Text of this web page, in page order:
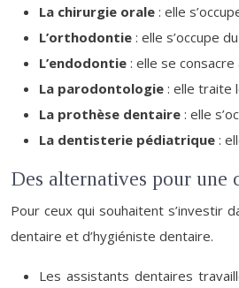
La chirurgie orale : elle
L’orthodontie : elle s’occupe
L’endodontie : elle se
La parodontologie : elle traite
La prothèse dentaire : elle
La dentisterie pédiatrique :
Des alternatives pour une
Pour ceux qui souhaitent s’investir
dentaire et d’hygiéniste dentaire.
Les assistants dentaires